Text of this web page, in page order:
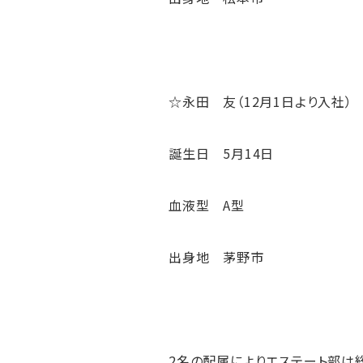
☆永田 友（12月1日より入社）
誕生日 5月14日
血液型 A型
出身地 茅野市